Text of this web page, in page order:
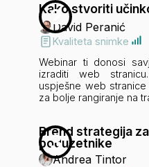
2
Kako stvoriti
David Peranić
Kvaliteta snimke
Webinar ti donosi
izraditi web
uspješne web
za bolje rangiranje na
3
Brend strategija
poduzetnike
Andrea Tintor